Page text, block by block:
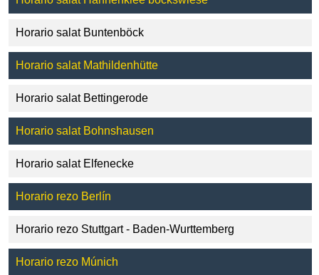
Horario salat Buntenböck
Horario salat Mathildenhütte
Horario salat Bettingerode
Horario salat Bohnshausen
Horario salat Elfenecke
Horario rezo Berlín
Horario rezo Stuttgart - Baden-Wurttemberg
Horario rezo Múnich